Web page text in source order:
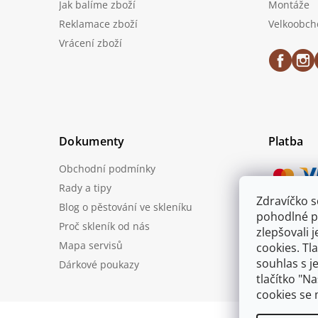
Zdravíčko
pohodlné
zlepšovali
cookies.
souhlas s
tlačítko
cookies se
Jak balíme zboží
Reklamace zboží
Vrácení zboží
Montáže
Dokumenty
Obchodní podmínky
Rady a tipy
Blog o pěstování ve skleníku
Proč skleník od nás
Mapa servisů
Dárkové poukazy
Platba